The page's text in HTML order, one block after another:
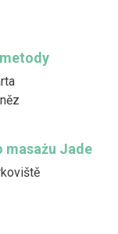
masażu Jade